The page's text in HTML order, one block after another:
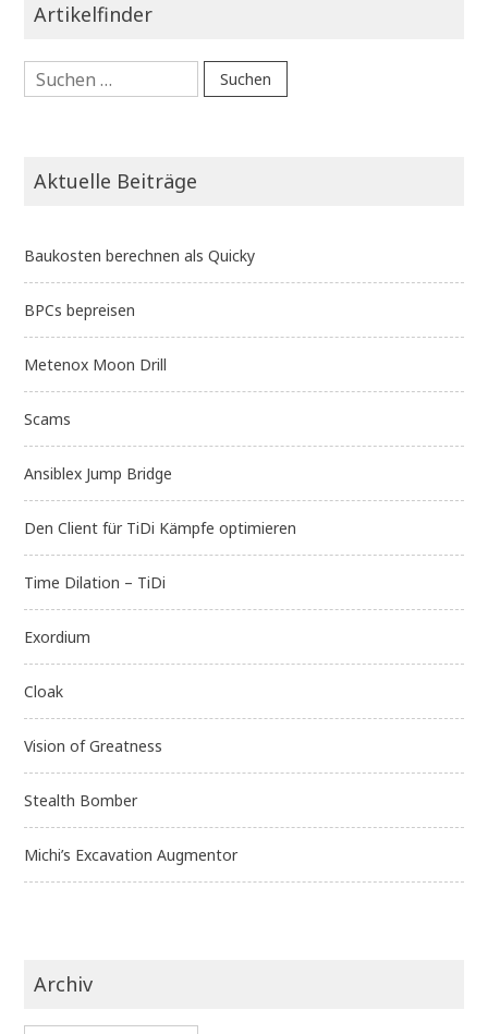
Artikelfinder
Suchen
nach:
Aktuelle Beiträge
Baukosten berechnen als Quicky
BPCs bepreisen
Metenox Moon Drill
Scams
Ansiblex Jump Bridge
Den Client für TiDi Kämpfe optimieren
Time Dilation – TiDi
Exordium
Cloak
Vision of Greatness
Stealth Bomber
Michi’s Excavation Augmentor
Archiv